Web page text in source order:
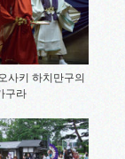
사키 하치만구의
구라